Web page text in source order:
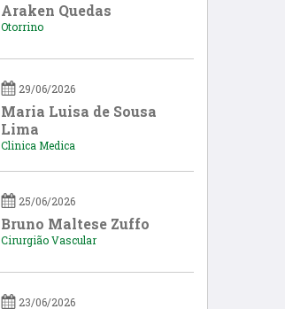
Araken Quedas
Otorrino
29/06/2026
Maria Luisa de Sousa
Lima
Clinica Medica
25/06/2026
Bruno Maltese Zuffo
Cirurgião Vascular
23/06/2026